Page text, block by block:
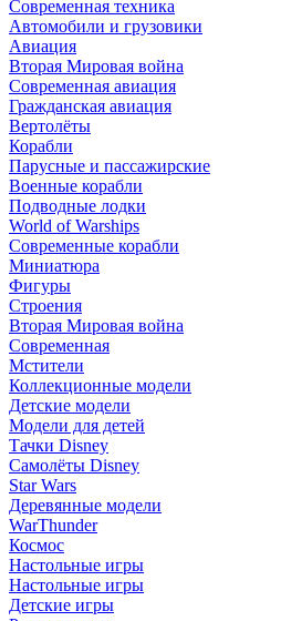
Современная техника
Автомобили и грузовики
Авиация
Вторая Мировая война
Современная авиация
Гражданская авиация
Вертолёты
Корабли
Парусные и пассажирские
Военные корабли
Подводные лодки
World of Warships
Современные корабли
Миниатюра
Фигуры
Строения
Вторая Мировая война
Современная
Мстители
Коллекционные модели
Детские модели
Модели для детей
Тачки Disney
Самолёты Disney
Star Wars
Деревянные модели
WarThunder
Космос
Настольные игры
Настольные игры
Детские игры